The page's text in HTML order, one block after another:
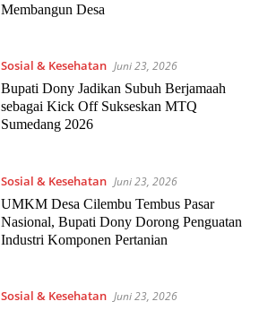
Membangun Desa
Sosial & Kesehatan Juni 23, 2026
Bupati Dony Jadikan Subuh Berjamaah
sebagai Kick Off Sukseskan MTQ
Sumedang 2026
Sosial & Kesehatan Juni 23, 2026
UMKM Desa Cilembu Tembus Pasar
Nasional, Bupati Dony Dorong Penguatan
Industri Komponen Pertanian
Sosial & Kesehatan Juni 23, 2026